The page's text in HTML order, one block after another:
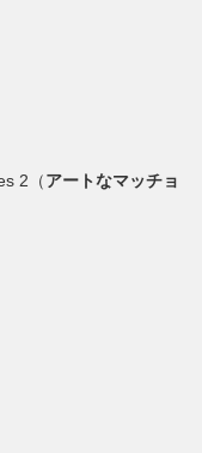
2（アートなマッチョ